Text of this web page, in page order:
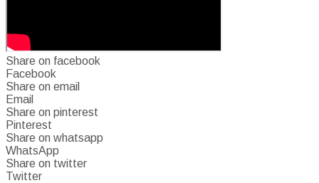
Share on facebook
Facebook
Share on email
Email
Share on pinterest
Pinterest
Share on whatsapp
WhatsApp
Share on twitter
Twitter